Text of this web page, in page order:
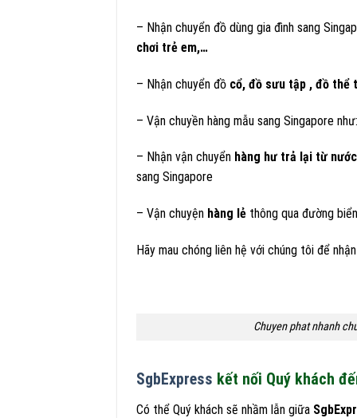
– Nhận chuyển đồ dùng gia đình sang
chơi trẻ em,…
– Nhận chuyển đồ cổ, đồ sưu tập , đồ thể
– Vận chuyền hàng mẫu sang Singapore
– Nhận vận chuyển hàng hư trả lại từ
sang Singapore
– Vận chuyện hàng lẻ thông qua đường
Hãy mau chóng liên hệ với chúng tôi để
Chuyen phat nhanh
SgbExpress kết nối Quý khách
Có thể Quý khách sẽ nhầm lẫn giữa